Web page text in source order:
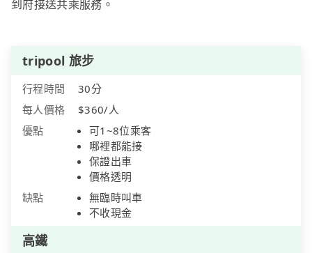
到府接送共乘服務。
tripool 旅步
行程時間
30分
每人價格
$360/人
優點
可1~8位乘客
哪裡都能接
保證出車
價格透明
缺點
無臨時叫車
不收現金
高鐵